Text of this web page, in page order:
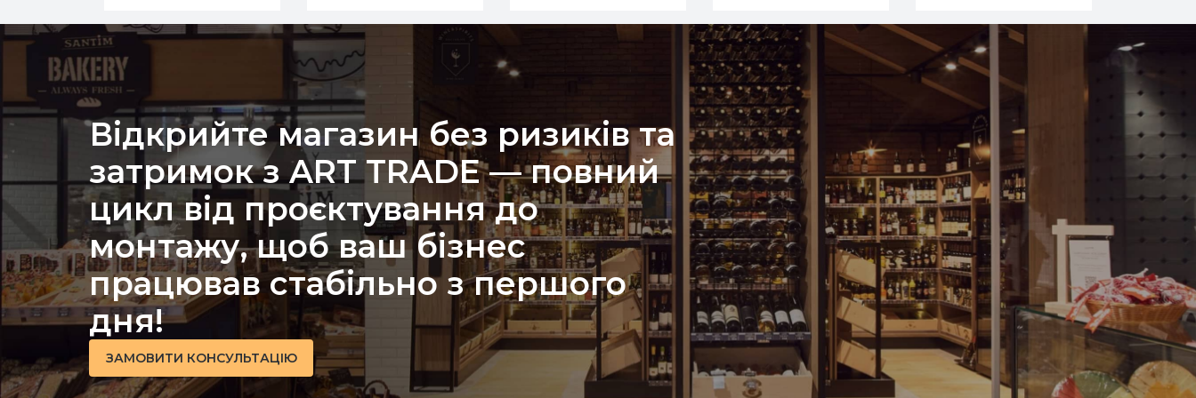
Відкрийте магазин без ризиків та
затримок з ART TRADE — повний
цикл від проєктування до
монтажу, щоб ваш бізнес
працював стабільно з першого
дня!
ЗАМОВИТИ КОНСУЛЬТАЦІЮ